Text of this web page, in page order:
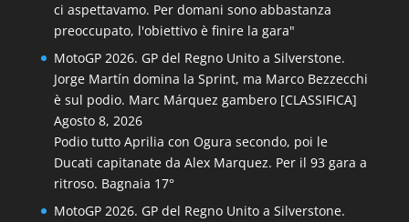
ci aspettavamo. Per domani sono abbastanza
preoccupato, l'obiettivo è finire la gara"
MotoGP 2026. GP del Regno Unito a Silverstone.
Jorge Martín domina la Sprint, ma Marco Bezzecchi
è sul podio. Marc Márquez gambero [CLASSIFICA]
Agosto 8, 2026
Podio tutto Aprilia con Ogura secondo, poi le
Ducati capitanate da Alex Marquez. Per il 93 gara a
ritroso. Bagnaia 17°
MotoGP 2026. GP del Regno Unito a Silverstone.